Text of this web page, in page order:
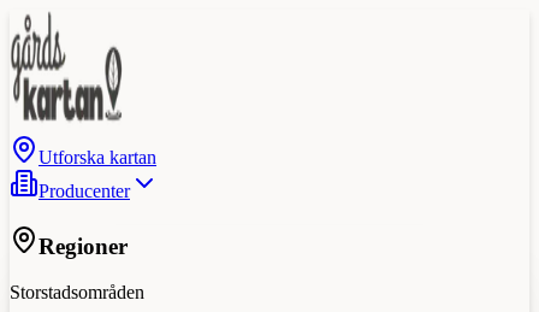
Utforska kartan
Producenter
Regioner
Storstadsområden